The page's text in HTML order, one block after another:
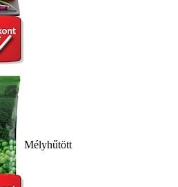
Mélyhűtött